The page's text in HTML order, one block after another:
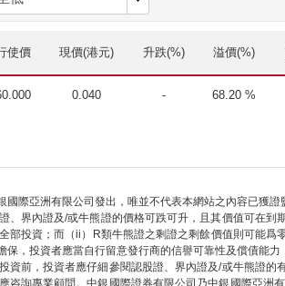
使價 現價(港元) 升跌(%) 溢價(%)
0.040 - 68.20 %
際亞洲有限公司發出，唯並不代表本網站之內容已獲
界內證及/或牛熊證的價格可跌可升，且其價值可在
投資；而（ii）R類牛熊證之剩證之剩餘價值則可能
，投資者應當自行留意發行商的信譽可靠性及償債能
前，投資者應仔細參閱認股證、界內證及/或牛熊證
詢專業顧問。中銀國際證券有限公司乃中銀國際亞